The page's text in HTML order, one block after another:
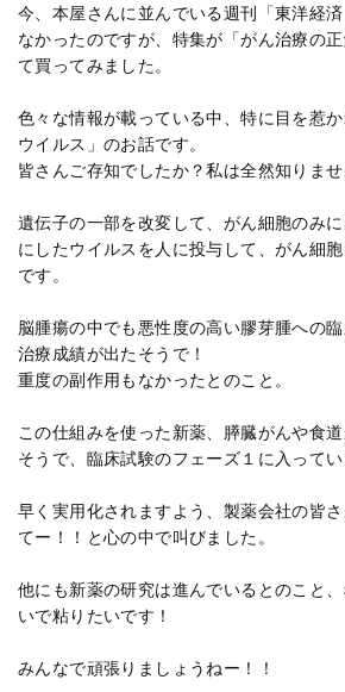
今、本屋さんに並んでいる週刊「東洋経
なかったのですが、特集が「がん治療の
て買ってみました。
色々な情報が載っている中、特に目を惹
ウイルス」のお話です。
皆さんご存知でしたか？私は全然知りま
遺伝子の一部を改変して、がん細胞のみ
にしたウイルスを人に投与して、がん細
です。
脳腫瘍の中でも悪性度の高い膠芽腫への
治療成績が出たそうで！
重度の副作用もなかったとのこと。
この仕組みを使った新薬、膵臓がんや食
そうで、臨床試験のフェーズ１に入ってい
早く実用化されますよう、製薬会社の皆
てー！！と心の中で叫びました。
他にも新薬の研究は進んでいるとのこと
いで粘りたいです！
みんなで頑張りましょうねー！！